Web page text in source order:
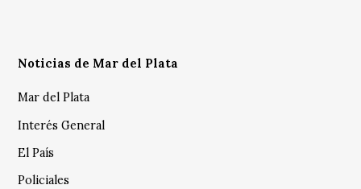
Noticias de Mar del Plata
Mar del Plata
Interés General
El País
Policiales